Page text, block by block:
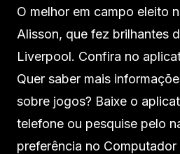
O melhor em campo eleito
Alisson, que fez brilhantes
Liverpool. Confira no
Quer saber mais
sobre jogos? Baixe o
telefone ou pesquise pelo
preferência no